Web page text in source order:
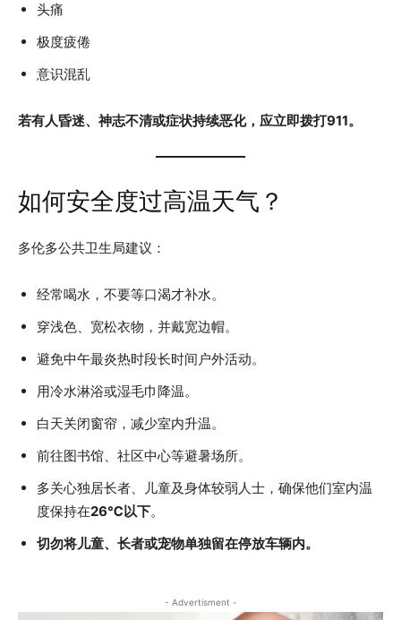
头痛
极度疲倦
意识混乱
若有人昏迷、神志不清或症状持续恶化，应立即拨打911。
如何安全度过高温天气？
多伦多公共卫生局建议：
经常喝水，不要等口渴才补水。
穿浅色、宽松衣物，并戴宽边帽。
避免中午最炎热时段长时间户外活动。
用冷水淋浴或湿毛巾降温。
白天关闭窗帘，减少室内升温。
前往图书馆、社区中心等避暑场所。
多关心独居长者、儿童及身体较弱人士，确保他们室内温
度保持在26℃以下。
切勿将儿童、长者或宠物单独留在停放车辆内。
- Advertisment -